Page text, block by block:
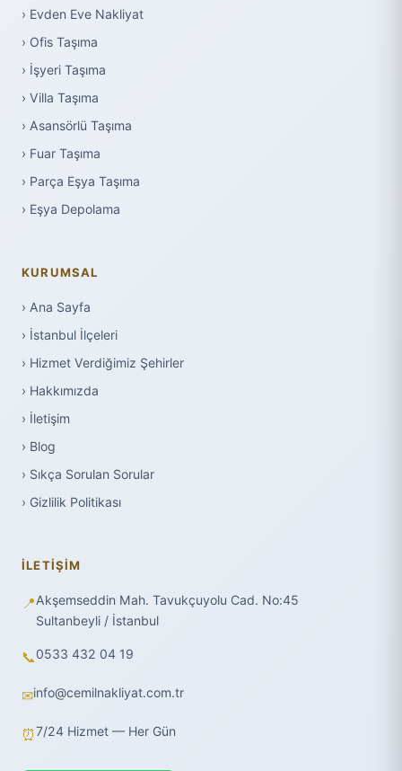
› Evden Eve Nakliyat
› Ofis Taşıma
› İşyeri Taşıma
› Villa Taşıma
› Asansörlü Taşıma
› Fuar Taşıma
› Parça Eşya Taşıma
› Eşya Depolama
KURUMSAL
› Ana Sayfa
› İstanbul İlçeleri
› Hizmet Verdiğimiz Şehirler
› Hakkımızda
› İletişim
› Blog
› Sıkça Sorulan Sorular
› Gizlilik Politikası
İLETIŞIM
📍Akşemseddin Mah. Tavukçuyolu Cad. No:45
Sultanbeyli / İstanbul
📞0533 432 04 19
✉info@cemilnakliyat.com.tr
⏰7/24 Hizmet — Her Gün